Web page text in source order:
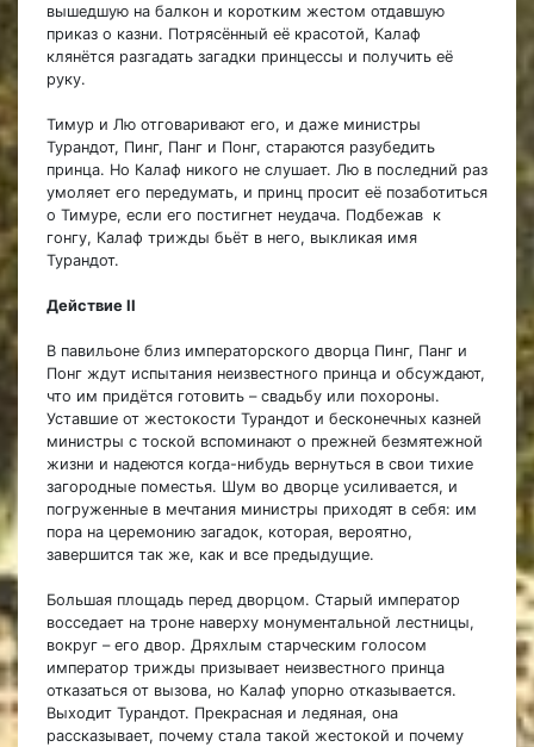
вышедшую на балкон и коротким жестом отдавшую
приказ о казни. Потрясённый её красотой, Калаф
клянётся разгадать загадки принцессы и получить её
руку.
Тимур и Лю отговаривают его, и даже министры
Турандот, Пинг, Панг и Понг, стараются разубедить
принца. Но Калаф никого не слушает. Лю в последний раз
умоляет его передумать, и принц просит её позаботиться
о Тимуре, если его постигнет неудача. Подбежав к
гонгу, Калаф трижды бьёт в него, выкликая имя
Турандот.
Действие II
В павильоне близ императорского дворца Пинг, Панг и
Понг ждут испытания неизвестного принца и обсуждают,
что им придётся готовить – свадьбу или похороны.
Уставшие от жестокости Турандот и бесконечных казней
министры с тоской вспоминают о прежней безмятежной
жизни и надеются когда-нибудь вернуться в свои тихие
загородные поместья. Шум во дворце усиливается, и
погруженные в мечтания министры приходят в себя: им
пора на церемонию загадок, которая, вероятно,
завершится так же, как и все предыдущие.
Большая площадь перед дворцом. Старый император
восседает на троне наверху монументальной лестницы,
вокруг – его двор. Дряхлым старческим голосом
император трижды призывает неизвестного принца
отказаться от вызова, но Калаф упорно отказывается.
Выходит Турандот. Прекрасная и ледяная, она
рассказывает, почему стала такой жестокой и почему